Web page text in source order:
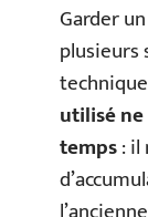
Garder
plusieurs
utilisé
temps: il